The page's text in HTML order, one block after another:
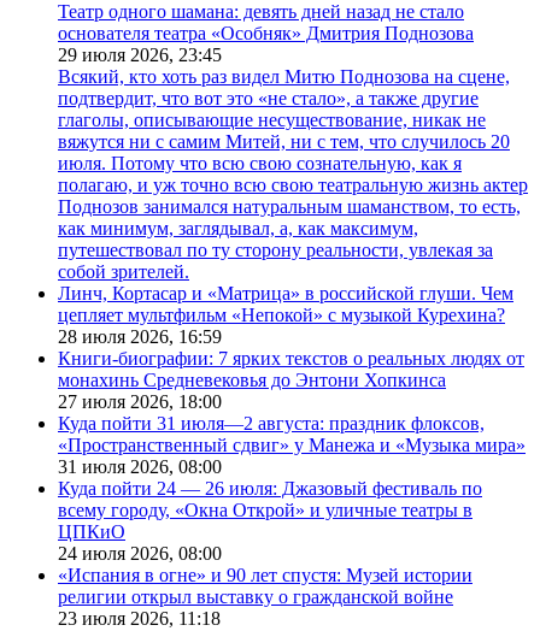
Театр одного шамана: девять дней назад не стало
основателя театра «Особняк» Дмитрия Поднозова
29 июля 2026, 23:45
Всякий, кто хоть раз видел Митю Поднозова на сцене,
подтвердит, что вот это «не стало», а также другие
глаголы, описывающие несуществование, никак не
вяжутся ни с самим Митей, ни с тем, что случилось 20
июля. Потому что всю свою сознательную, как я
полагаю, и уж точно всю свою театральную жизнь актер
Поднозов занимался натуральным шаманством, то есть,
как минимум, заглядывал, а, как максимум,
путешествовал по ту сторону реальности, увлекая за
собой зрителей.
Линч, Кортасар и «Матрица» в российской глуши. Чем
цепляет мультфильм «Непокой» с музыкой Курехина?
28 июля 2026, 16:59
Книги-биографии: 7 ярких текстов о реальных людях от
монахинь Средневековья до Энтони Хопкинса
27 июля 2026, 18:00
Куда пойти 31 июля—2 августа: праздник флоксов,
«Пространственный сдвиг» у Манежа и «Музыка мира»
31 июля 2026, 08:00
Куда пойти 24 — 26 июля: Джазовый фестиваль по
всему городу, «Окна Открой» и уличные театры в
ЦПКиО
24 июля 2026, 08:00
«Испания в огне» и 90 лет спустя: Музей истории
религии открыл выставку о гражданской войне
23 июля 2026, 11:18